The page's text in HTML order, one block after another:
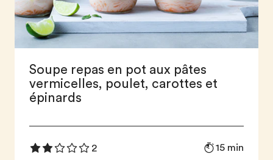
Soupe repas en pot aux pâtes
vermicelles, poulet, carottes et
épinards
2 15 min